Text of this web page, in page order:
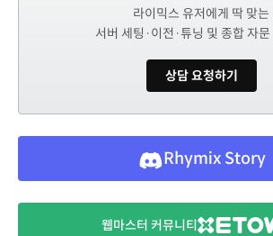
라이믹스 유저에게 딱 맞는
서버 세팅·이전·튜닝 및 종합 자
상담 요청하기
Rhymix Story
웹마스터 커뮤니티